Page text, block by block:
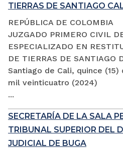
TIERRAS DE SANTIAGO
REPÚBLICA DE COLOMBIA
JUZGADO PRIMERO CIVIL
ESPECIALIZADO EN
DE TIERRAS DE SANTIAGO
Santiago de Cali, quince
mil veinticuatro (2024)
...
SECRETARÍA DE LA SALA
TRIBUNAL SUPERIOR DEL
JUDICIAL DE BUGA